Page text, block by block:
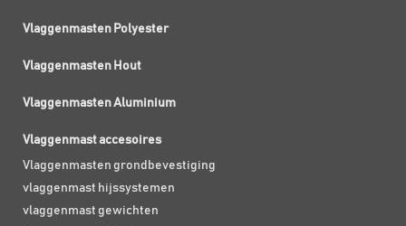
Vlaggenmasten Polyester
Vlaggenmasten Hout
Vlaggenmasten Aluminium
Vlaggenmast accesoires
Vlaggenmasten grondbevestiging
vlaggenmast hijssystemen
vlaggenmast gewichten